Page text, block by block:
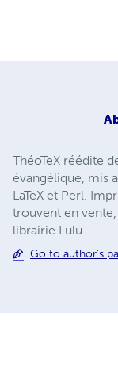
ThéoTeX réédite
évangélique, mis
LaTeX et Perl.
trouvent en
librairie Lulu.
Go to author's